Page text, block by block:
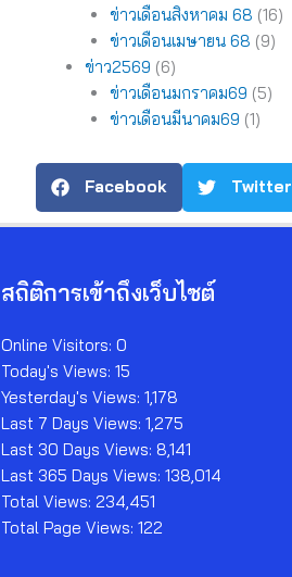
ข่าวเดือนสิงหาคม 68 (16)
ข่าวเดือนเมษายน 68 (9)
ข่าว2569 (6)
ข่าวเดือนมกราคม69 (5)
ข่าวเดือนมีนาคม69 (1)
Facebook Twitter
สถิติการเข้าถึงเว็บไซต์
Online Visitors:0
Today's Views:15
Yesterday's Views:1,178
Last 7 Days Views:1,275
Last 30 Days Views: 8,141
Last 365 Days Views:138,014
Total Views:234,451
Total Page Views:122